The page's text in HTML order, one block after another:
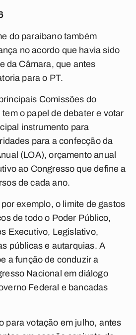
do paraibano também
no acordo que havia sido
da Câmara, que antes
para o PT.
Comissões do
o papel de debater e votar
instrumento para
para a confecção da
(LOA), orçamento anual
ao Congresso que define a
de cada ano.
exemplo, o limite de gastos
de todo o Poder Público,
Executivo, Legislativo,
públicas e autarquias. A
a função de conduzir a
Nacional em diálogo
Federal e bancadas
para votação em julho, antes